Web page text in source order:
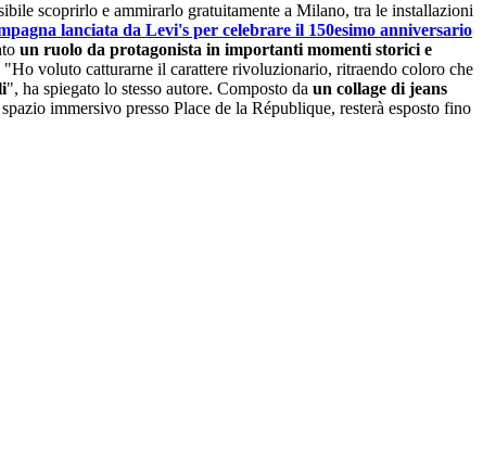
scoprirlo e ammirarlo gratuitamente a Milano, tra le installazioni
lanciata da Levi's per celebrare il 150esimo anniversario
un ruolo da protagonista in importanti momenti storici e
voluto catturarne il carattere rivoluzionario, ritraendo coloro che
", ha spiegato lo stesso autore. Composto da un collage di jeans
immersivo presso Place de la République, resterà esposto fino